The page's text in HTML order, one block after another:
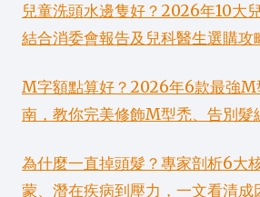
兒童洗頭水邊隻好？2026年10大
結合消委會報告及兒科醫生選購攻
M字額點算好？2026年6款最強M
南，教你完美修飾M型禿、告別髮
為什麼一直掉頭髮？專家剖析6大
蒙、潛在疾病到壓力，一文看清成